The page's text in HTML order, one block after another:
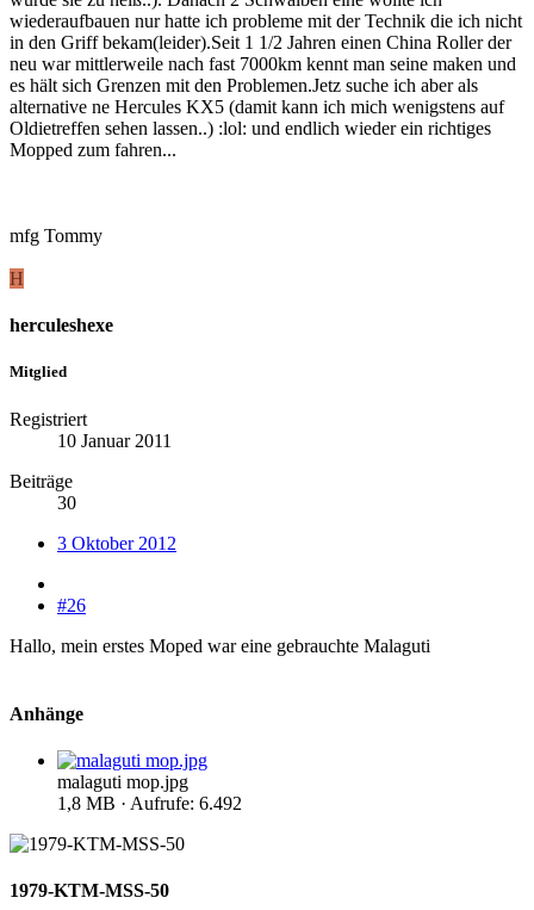
wiederaufbauen nur hatte ich probleme mit der Technik die ich nicht
in den Griff bekam(leider).Seit 1 1/2 Jahren einen China Roller der
neu war mittlerweile nach fast 7000km kennt man seine maken und
es hält sich Grenzen mit den Problemen.Jetz suche ich aber als
alternative ne Hercules KX5 (damit kann ich mich wenigstens auf
Oldietreffen sehen lassen..) :lol: und endlich wieder ein richtiges
Mopped zum fahren...
mfg Tommy
H
herculeshexe
Mitglied
Registriert
10 Januar 2011
Beiträge
30
3 Oktober 2012
#26
Hallo, mein erstes Moped war eine gebrauchte Malaguti
Anhänge
malaguti mop.jpg
1,8 MB · Aufrufe: 6.492
1979-KTM-MSS-50